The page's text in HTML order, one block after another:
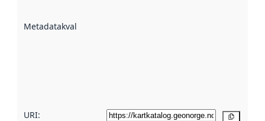
Metadatakvalitet
URI: